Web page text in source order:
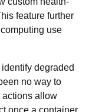
feature further
use
degraded
no way to
actions allow
once a container